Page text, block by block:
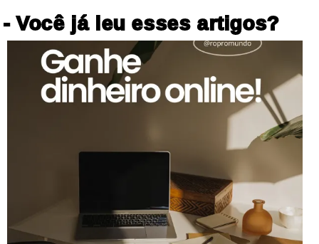
- Você já leu esses artigos?